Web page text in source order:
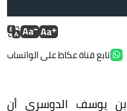
تابع قناة عكاظ على الواتساب
بن يوسف الدوسري أن